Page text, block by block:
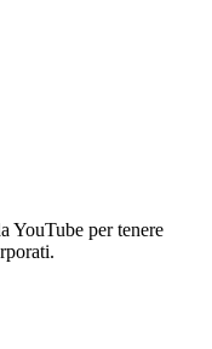
YouTube per tenere